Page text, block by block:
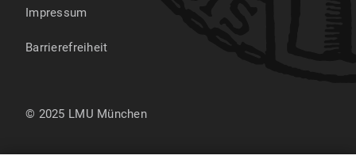
Impressum
Barrierefreiheit
© 2025 LMU München